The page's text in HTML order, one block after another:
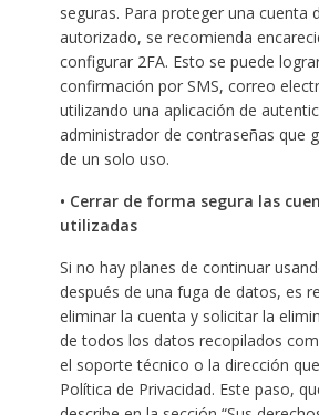
seguras. Para proteger una cuenta
autorizado, se recomienda
configurar 2FA. Esto se puede
confirmación por SMS, correo
utilizando una aplicación de
administrador de contraseñas que
de un solo uso.
• Cerrar de forma segura las
utilizadas
Si no hay planes de continuar
después de una fuga de datos, es
eliminar la cuenta y solicitar la
de todos los datos recopilados
el soporte técnico o la dirección
Política de Privacidad. Este paso,